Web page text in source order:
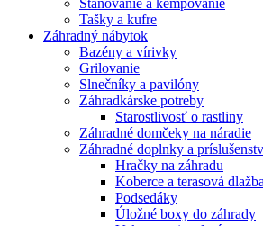
Tašky a kufre
Záhradný nábytok
Bazény a vírivky
Grilovanie
Slnečníky a pavilóny
Záhradkárske potreby
Starostlivosť o rastliny
Záhradné domčeky na náradie
Záhradné doplnky a
Hračky na záhradu
Koberce a terasová dlažba
Podsedáky
Úložné boxy do záhrady